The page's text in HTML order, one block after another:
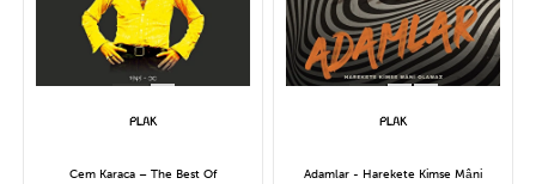
Cem Karaca – The Best Of
Adamlar - Harekete Kimse Mâni